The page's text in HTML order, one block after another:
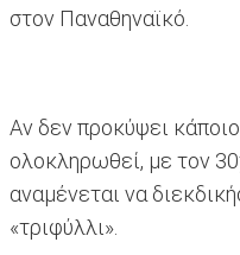
στον Παναθηναϊκό.
Αν δεν προκύψει
ολοκληρωθεί, με τον
αναμένεται να
«τριφύλλι».